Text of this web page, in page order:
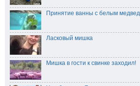
Принятие ванны с белым
Ласковый мишка
Мишка в гости к свинке заходил!